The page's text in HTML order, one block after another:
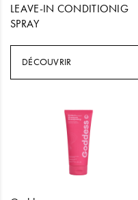
LEAVE-IN CONDITIONIG
SPRAY
DÉCOUVRIR